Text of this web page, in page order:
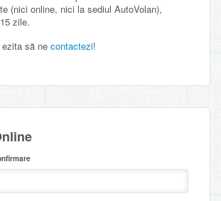
(nici online, nici la sediul AutoVolan),
zile.
să ne contactezi!